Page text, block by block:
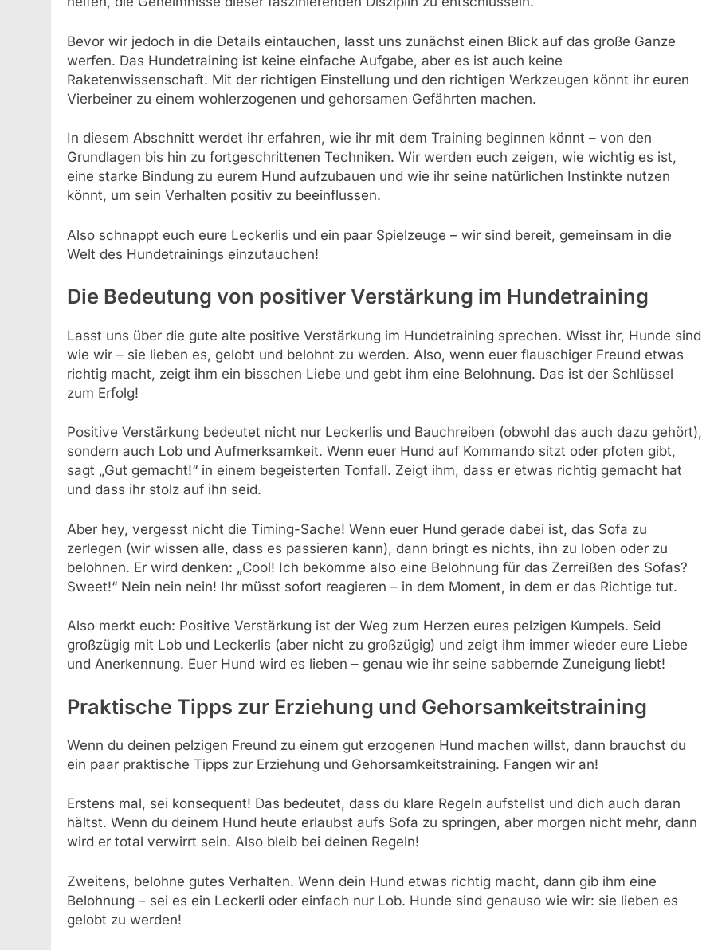
Bevor wir jedoch in die Details eintauchen, lasst uns zunächst einen Blick auf das große Ganze
werfen. Das Hundetraining ist keine einfache Aufgabe, aber es ist auch keine
Raketenwissenschaft. Mit der richtigen Einstellung und den richtigen Werkzeugen könnt ihr euren
Vierbeiner zu einem wohlerzogenen und gehorsamen Gefährten machen.
In diesem Abschnitt werdet ihr erfahren, wie ihr mit dem Training beginnen könnt – von den
Grundlagen bis hin zu fortgeschrittenen Techniken. Wir werden euch zeigen, wie wichtig es ist,
eine starke Bindung zu eurem Hund aufzubauen und wie ihr seine natürlichen Instinkte nutzen
könnt, um sein Verhalten positiv zu beeinflussen.
Also schnappt euch eure Leckerlis und ein paar Spielzeuge – wir sind bereit, gemeinsam in die
Welt des Hundetrainings einzutauchen!
Die Bedeutung von positiver Verstärkung im Hundetraining
Lasst uns über die gute alte positive Verstärkung im Hundetraining sprechen. Wisst ihr, Hunde sind
wie wir – sie lieben es, gelobt und belohnt zu werden. Also, wenn euer flauschiger Freund etwas
richtig macht, zeigt ihm ein bisschen Liebe und gebt ihm eine Belohnung. Das ist der Schlüssel
zum Erfolg!
Positive Verstärkung bedeutet nicht nur Leckerlis und Bauchreiben (obwohl das auch dazu gehört),
sondern auch Lob und Aufmerksamkeit. Wenn euer Hund auf Kommando sitzt oder pfoten gibt,
sagt „Gut gemacht!“ in einem begeisterten Tonfall. Zeigt ihm, dass er etwas richtig gemacht hat
und dass ihr stolz auf ihn seid.
Aber hey, vergesst nicht die Timing-Sache! Wenn euer Hund gerade dabei ist, das Sofa zu
zerlegen (wir wissen alle, dass es passieren kann), dann bringt es nichts, ihn zu loben oder zu
belohnen. Er wird denken: „Cool! Ich bekomme also eine Belohnung für das Zerreißen des Sofas?
Sweet!“ Nein nein nein! Ihr müsst sofort reagieren – in dem Moment, in dem er das Richtige tut.
Also merkt euch: Positive Verstärkung ist der Weg zum Herzen eures pelzigen Kumpels. Seid
großzügig mit Lob und Leckerlis (aber nicht zu großzügig) und zeigt ihm immer wieder eure Liebe
und Anerkennung. Euer Hund wird es lieben – genau wie ihr seine sabbernde Zuneigung liebt!
Praktische Tipps zur Erziehung und Gehorsamkeitstraining
Wenn du deinen pelzigen Freund zu einem gut erzogenen Hund machen willst, dann brauchst du
ein paar praktische Tipps zur Erziehung und Gehorsamkeitstraining. Fangen wir an!
Erstens mal, sei konsequent! Das bedeutet, dass du klare Regeln aufstellst und dich auch daran
hältst. Wenn du deinem Hund heute erlaubst aufs Sofa zu springen, aber morgen nicht mehr, dann
wird er total verwirrt sein. Also bleib bei deinen Regeln!
Zweitens, belohne gutes Verhalten. Wenn dein Hund etwas richtig macht, dann gib ihm eine
Belohnung – sei es ein Leckerli oder einfach nur Lob. Hunde sind genauso wie wir: sie lieben es
gelobt zu werden!